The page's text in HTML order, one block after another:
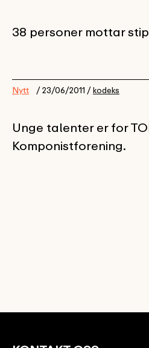
38 personer mottar
Nytt / 23/06/2011 /kodeks
Unge talenter er for
Komponistforening.